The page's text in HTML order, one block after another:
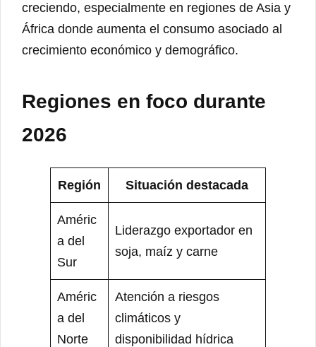
creciendo, especialmente en regiones de Asia y
África donde aumenta el consumo asociado al
crecimiento económico y demográfico.
Regiones en foco durante
2026
Región Situación destacada
Améric
a del
Sur
Liderazgo exportador en
soja, maíz y carne
Améric
a del
Norte
Atención a riesgos
climáticos y
disponibilidad hídrica